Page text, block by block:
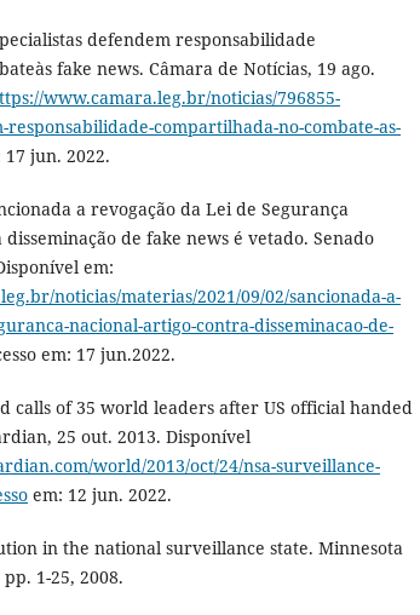
defendem responsabilidade
fake news. Câmara de Notícias, 19 ago.
www.camara.leg.br/noticias/796855-
responsabilidade-compartilhada-no-combate-as-
17 jun. 2022.
a revogação da Lei de Segurança
de fake news é vetado. Senado
em:
noticias/materias/2021/09/02/sancionada-a-
nacional-artigo-contra-disseminacao-de-
em: 17 jun.2022.
calls of 35 world leaders after US official handed
25 out. 2013. Disponível
world/2013/oct/24/nsa-surveillance-
em: 12 jun. 2022.
in the national surveillance state. Minnesota
1-25, 2008.